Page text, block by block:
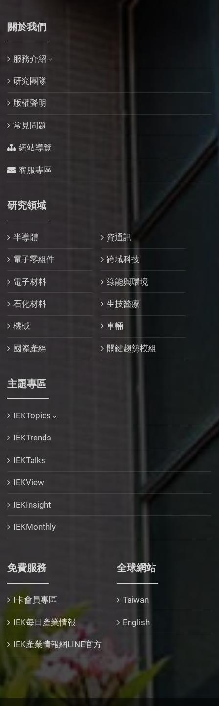
關於我們
服務介紹
研究團隊
版權聲明
常見問題
網站導覽
客服專區
研究領域
半導體 資通訊
電子零組件 跨域科技
電子材料 綠能與環境
石化材料 生技醫療
機械 車輛
國際產經 關鍵趨勢模組
主題專區
IEKTopics
IEKTrends
IEKTalks
IEKView
IEKInsight
IEKMonthly
免費服務
I卡會員專區
IEK每日產業情報
IEK產業情報網LINE官方
全球網站
Taiwan
English